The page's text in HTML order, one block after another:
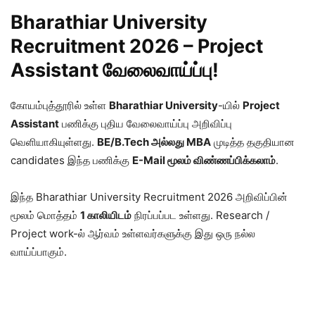
Bharathiar University
Recruitment 2026 – Project
Assistant வேலைவாய்ப்பு!
கோயம்புத்தூரில் உள்ள Bharathiar University-யில் Project
Assistant பணிக்கு புதிய வேலைவாய்ப்பு அறிவிப்பு
வெளியாகியுள்ளது. BE/B.Tech அல்லது MBA முடித்த தகுதியான
candidates இந்த பணிக்கு E-Mail மூலம் விண்ணப்பிக்கலாம்.
இந்த Bharathiar University Recruitment 2026 அறிவிப்பின்
மூலம் மொத்தம் 1 காலியிடம் நிரப்பப்பட உள்ளது. Research /
Project work-ல் ஆர்வம் உள்ளவர்களுக்கு இது ஒரு நல்ல
வாய்ப்பாகும்.